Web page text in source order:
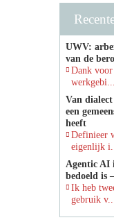
UWV:
van de
Dank voor
werkgebi...
Van
een
heeft
Definieer
eigenlijk
Agentic AI
bedoeld is
Ik heb
gebruik